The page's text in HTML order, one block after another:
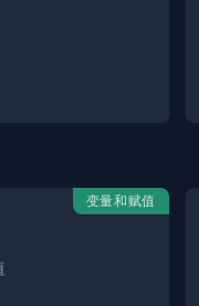
变量和赋值